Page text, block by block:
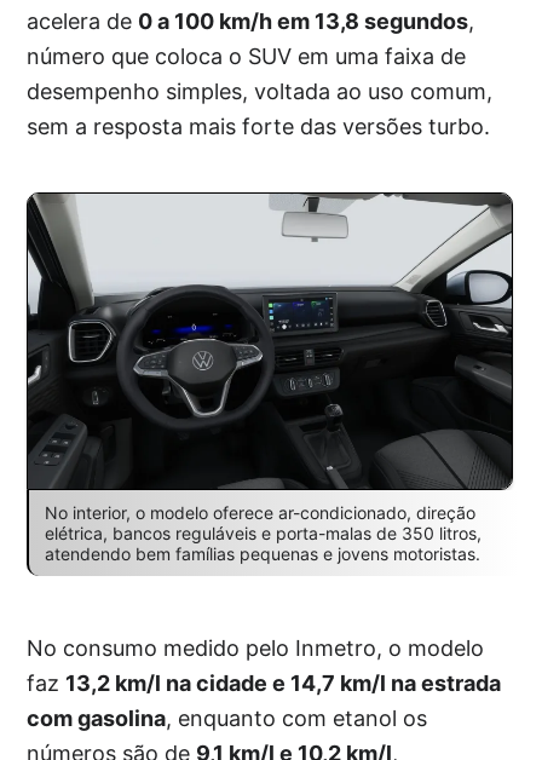
acelera de 0 a 100 km/h em 13,8 segundos,
número que coloca o SUV em uma faixa de
desempenho simples, voltada ao uso comum,
sem a resposta mais forte das versões turbo.
No interior, o modelo oferece ar-condicionado, direção
elétrica, bancos reguláveis e porta-malas de 350 litros,
atendendo bem famílias pequenas e jovens motoristas.
No consumo medido pelo Inmetro, o modelo
faz 13,2 km/l na cidade e 14,7 km/l na estrada
com gasolina, enquanto com etanol os
números são de 9,1 km/l e 10,2 km/l,